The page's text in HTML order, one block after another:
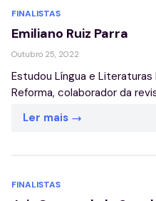
FINALISTAS
Emiliano Ruiz Parra
Outubro 25, 2022
Estudou Língua e
Reforma, colaborador da
Ler mais
FINALISTAS